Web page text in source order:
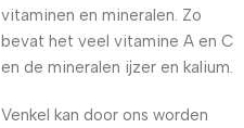
vitaminen en mineralen. Zo
bevat het veel vitamine A en C
en de mineralen ijzer en kalium.
Venkel kan door ons worden